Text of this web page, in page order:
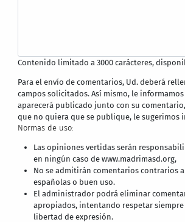
Contenido limitado a 3000 carácteres,
Para el envío de comentarios, Ud. deberá
campos solicitados. Así mismo, le
aparecerá publicado junto con su
que no quiera que se publique, le sugerimos
Normas de uso:
Las opiniones vertidas serán
en ningún caso de www.madrimasd.org,
No se admitirán comentarios contrarios a
españolas o buen uso.
El administrador podrá eliminar
apropiados, intentando respetar siempre
libertad de expresión.